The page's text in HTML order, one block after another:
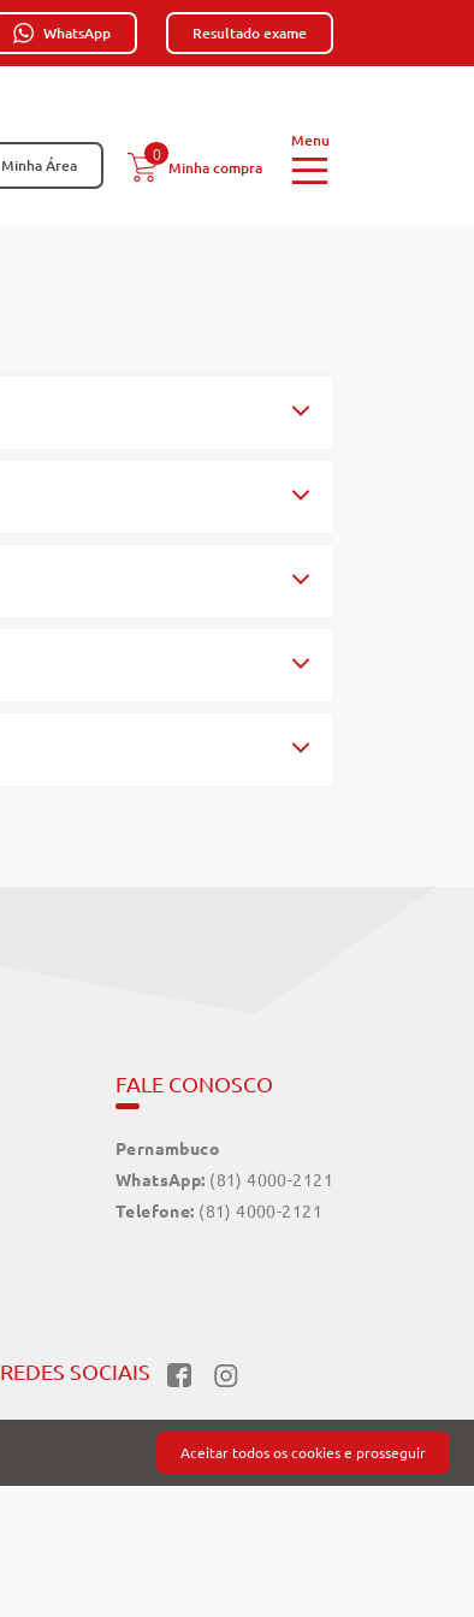
Aceitar todos os cookies e prosseguir
WhatsApp Resultado exame
0
Minha compra
Minha Área
FALE CONOSCO
Pernambuco
WhatsApp: (81) 4000-2121
Telefone: (81) 4000-2121
REDES SOCIAIS